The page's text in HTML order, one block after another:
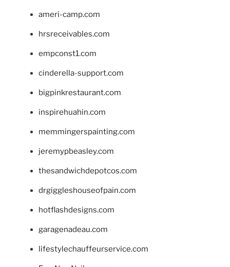
ameri-camp.com
hrsreceivables.com
empconst1.com
cinderella-support.com
bigpinkrestaurant.com
inspirehuahin.com
memmingerspainting.com
jeremypbeasley.com
thesandwichdepotcos.com
drgiggleshouseofpain.com
hotflashdesigns.com
garagenadeau.com
lifestylechauffeurservice.com